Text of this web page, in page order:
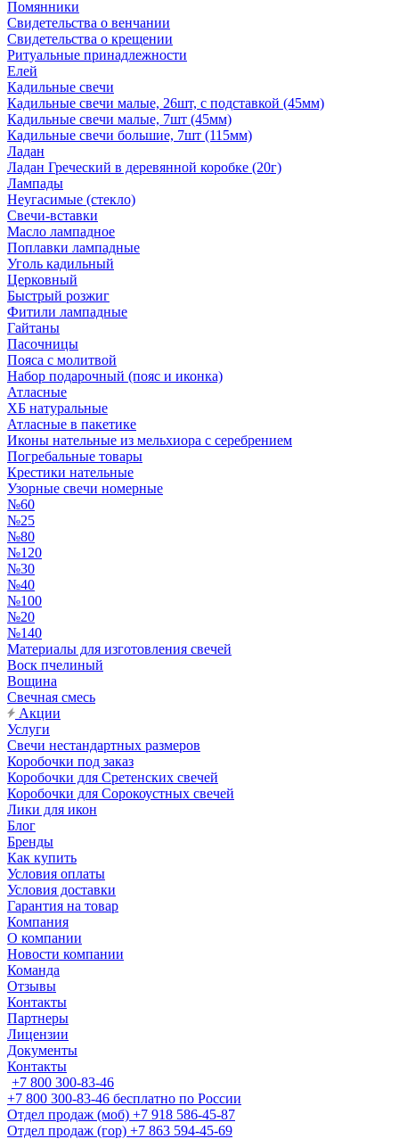
Помянники
Свидетельства о венчании
Свидетельства о крещении
Ритуальные принадлежности
Елей
Кадильные свечи
Кадильные свечи малые, 26шт, с подставкой (45мм)
Кадильные свечи малые, 7шт (45мм)
Кадильные свечи большие, 7шт (115мм)
Ладан
Ладан Греческий в деревянной коробке (20г)
Лампады
Неугасимые (стекло)
Свечи-вставки
Масло лампадное
Поплавки лампадные
Уголь кадильный
Церковный
Быстрый розжиг
Фитили лампадные
Гайтаны
Пасочницы
Пояса с молитвой
Набор подарочный (пояс и иконка)
Атласные
ХБ натуральные
Атласные в пакетике
Иконы нательные из мельхиора с серебрением
Погребальные товары
Крестики нательные
Узорные свечи номерные
№60
№25
№80
№120
№30
№40
№100
№20
№140
Материалы для изготовления свечей
Воск пчелиный
Вощина
Свечная смесь
Акции
Услуги
Свечи нестандартных размеров
Коробочки под заказ
Коробочки для Сретенских свечей
Коробочки для Сорокоустных свечей
Лики для икон
Блог
Бренды
Как купить
Условия оплаты
Условия доставки
Гарантия на товар
Компания
О компании
Новости компании
Команда
Отзывы
Контакты
Партнеры
Лицензии
Документы
Контакты
+7 800 300-83-46
+7 800 300-83-46 бесплатно по России
Отдел продаж (моб) +7 918 586-45-87
Отдел продаж (гор) +7 863 594-45-69